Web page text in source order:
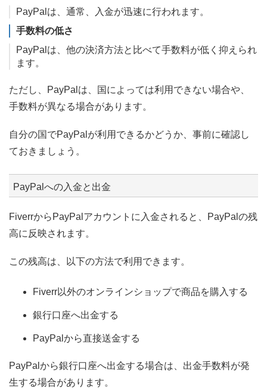
PayPalは、通常、入金が迅速に行われます。
手数料の低さ
PayPalは、他の決済方法と比べて手数料が低く抑えられ
ます。
ただし、PayPalは、国によっては利用できない場合や、
手数料が異なる場合があります。
自分の国でPayPalが利用できるかどうか、事前に確認し
ておきましょう。
PayPalへの入金と出金
FiverrからPayPalアカウントに入金されると、PayPalの残
高に反映されます。
この残高は、以下の方法で利用できます。
Fiverr以外のオンラインショップで商品を購入する
銀行口座へ出金する
PayPalから直接送金する
PayPalから銀行口座へ出金する場合は、出金手数料が発
生する場合があります。